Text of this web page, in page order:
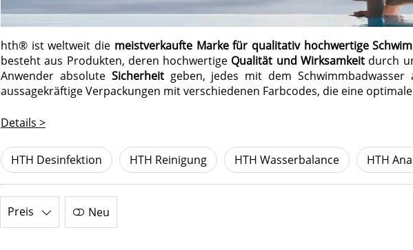
hth® ist weltweit die meistverkaufte Marke für qualitativ hochwertige
besteht aus Produkten, deren hochwertige Qualität und Wirksamkeit durch
Anwender absolute Sicherheit geben, jedes mit dem
aussagekräftige Verpackungen mit verschiedenen Farbcodes, die eine
Details >
HTH Desinfektion HTH Reinigung HTH Wasserbalance HTH
Preis Neu